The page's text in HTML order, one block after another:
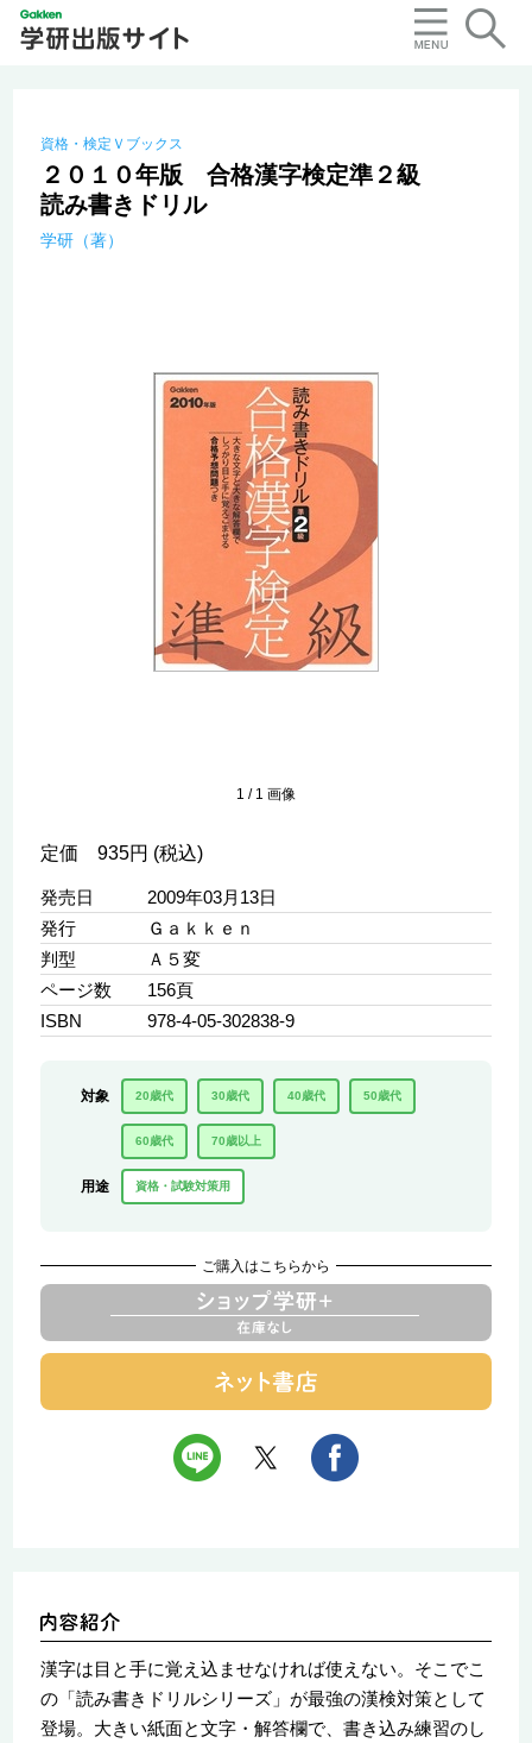
資格・検定Ｖブックス
２０１０年版 合格漢字検定準２級
読み書きドリル
学研（著）
1 / 1 画像
定価 935円 (税込)
発売日
2009年03月13日
発行
Ｇａｋｋｅｎ
判型
Ａ５変
ページ数
156頁
ISBN
978-4-05-302838-9
対象 20歳代 30歳代 40歳代 50歳代
60歳代 70歳以上
用途 資格・試験対策用
ご購入はこちらから
漢字は目と手に覚え込ませなければ使えない。そこでこ
の「読み書きドリルシリーズ」が最強の漢検対策として
登場。大きい紙面と文字・解答欄で、書き込み練習のし